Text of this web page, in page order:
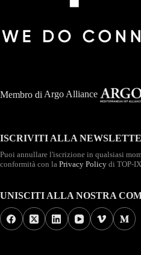
Membro di Argo Alliance
ISCRIVITI ALLA
Puoi annullare l'iscrizione in qualsiasi
conformità con la Privacy Policy di TOP-
UNISCITI ALLA NOSTRA